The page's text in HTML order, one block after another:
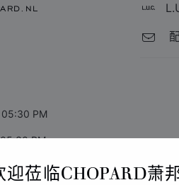
迎莅临CHOPARD萧
PM
PM
PM